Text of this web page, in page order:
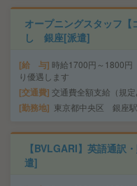
オープニングスタッフ
し 銀座[派遣]
給 与 時給1700円～1800
り優遇します
交通費 交通費全額支給（規定
勤務地 東京都中央区 銀座駅
【BVLGARI】英語通
遣]